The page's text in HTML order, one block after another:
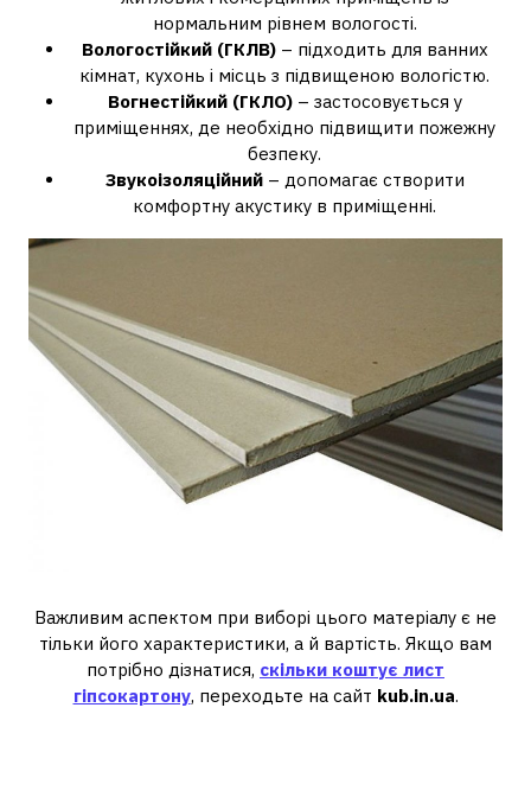
нормальним рівнем вологості.
Вологостійкий (ГКЛВ)– підходить для ванних
кімнат, кухонь і місць з підвищеною вологістю.
Вогнестійкий (ГКЛО)– застосовується у
приміщеннях, де необхідно підвищити пожежну
безпеку.
Звукоізоляційний– допомагає створити
комфортну акустику в приміщенні.
Важливим аспектом при виборі цього матеріалу є не
тільки його характеристики, а й вартість. Якщо вам
потрібно дізнатися, скільки коштує лист
гіпсокартону, переходьте на сайт kub.in.ua.